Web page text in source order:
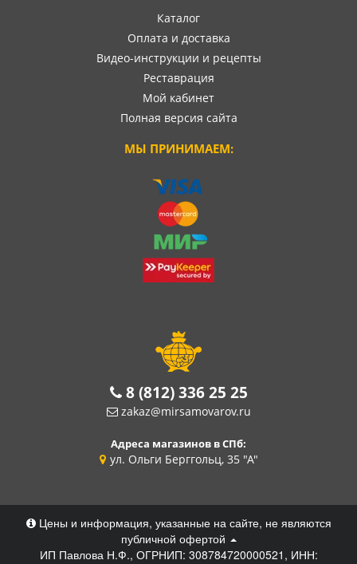
Каталог
Оплата и доставка
Видео-инструкции и рецепты
Реставрация
Мой кабинет
Полная версия сайта
МЫ ПРИНИМАЕМ:
8 (812) 336 25 25
zakaz@mirsamovarov.ru
Адреса магазинов в СПб:
ул. Ольги Берггольц, 35 "А"
Цены и информация, указанные на сайте, не являются
публичной офертой
ИП Павлова Н.Ф., ОГРНИП: 308784720000521, ИНН: